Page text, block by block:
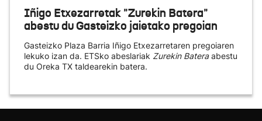
Iñigo Etxezarretak "Zurekin Batera"
abestu du Gasteizko jaietako pregoian
Gasteizko Plaza Barria Iñigo Etxezarretaren pregoiaren
lekuko izan da. ETSko abeslariak Zurekin Bateraabestu
du Oreka TX taldearekin batera.